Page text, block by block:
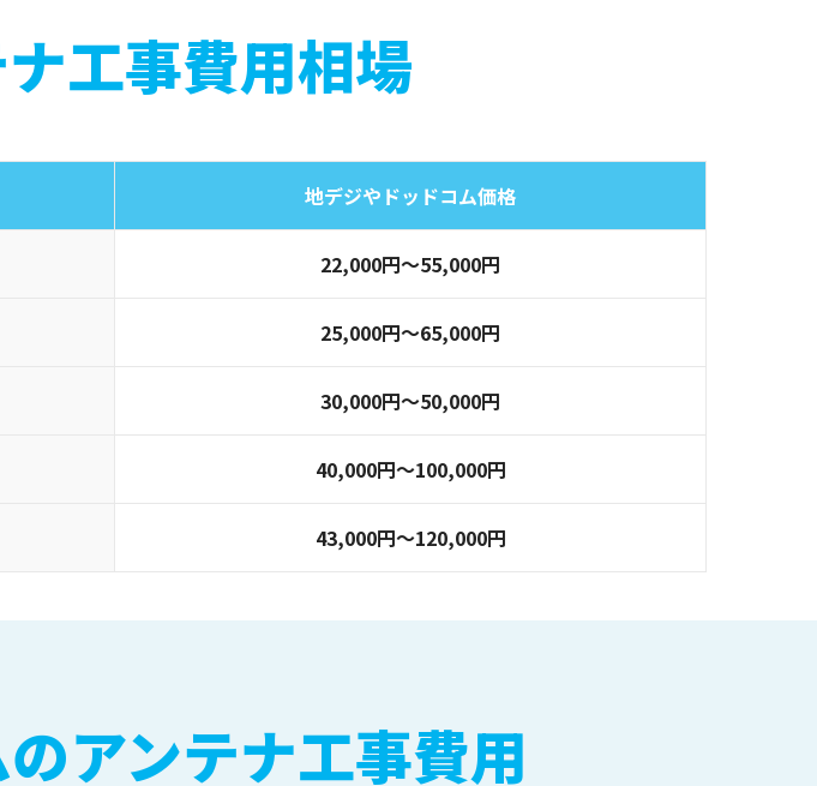
工事費用相場
地デジやドッドコム価格
22,000円〜55,000円
25,000円〜65,000円
30,000円～50,000円
40,000円～100,000円
43,000円～120,000円
アンテナ工事費用